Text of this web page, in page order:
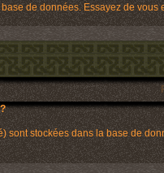
de données. Essayez de
sont stockées dans la base de